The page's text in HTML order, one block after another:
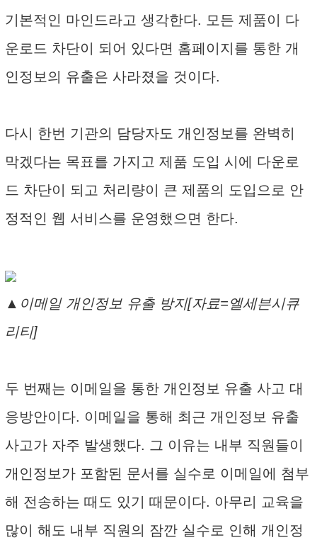
기본적인 마인드라고 생각한다. 모든 제품이 다
운로드 차단이 되어 있다면 홈페이지를 통한 개
인정보의 유출은 사라졌을 것이다.
다시 한번 기관의 담당자도 개인정보를 완벽히
막겠다는 목표를 가지고 제품 도입 시에 다운로
드 차단이 되고 처리량이 큰 제품의 도입으로 안
정적인 웹 서비스를 운영했으면 한다.
▲이메일 개인정보 유출 방지[자료=엘세븐시큐
리티]
두 번째는 이메일을 통한 개인정보 유출 사고 대
응방안이다. 이메일을 통해 최근 개인정보 유출
사고가 자주 발생했다. 그 이유는 내부 직원들이
개인정보가 포함된 문서를 실수로 이메일에 첨부
해 전송하는 때도 있기 때문이다. 아무리 교육을
많이 해도 내부 직원의 잠깐 실수로 인해 개인정